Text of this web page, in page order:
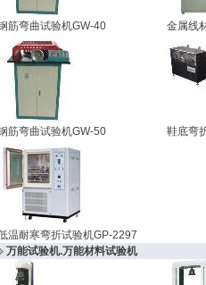
筋弯曲试验机GW-40 金属线
筋弯曲试验机GW-50 鞋底弯
温耐寒弯折试验机GP-2297
万能试验机.万能材料试验机